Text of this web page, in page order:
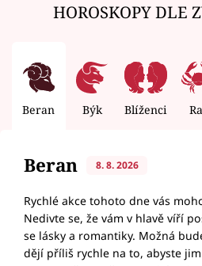
HOROSKOPY DLE
Beran Býk Blíženci
Beran 8. 8. 2026
Rychlé akce tohoto dne vás
Nedivte se, že vám v hlavě víří
se lásky a romantiky. Možná
dějí příliš rychle na to, abyste